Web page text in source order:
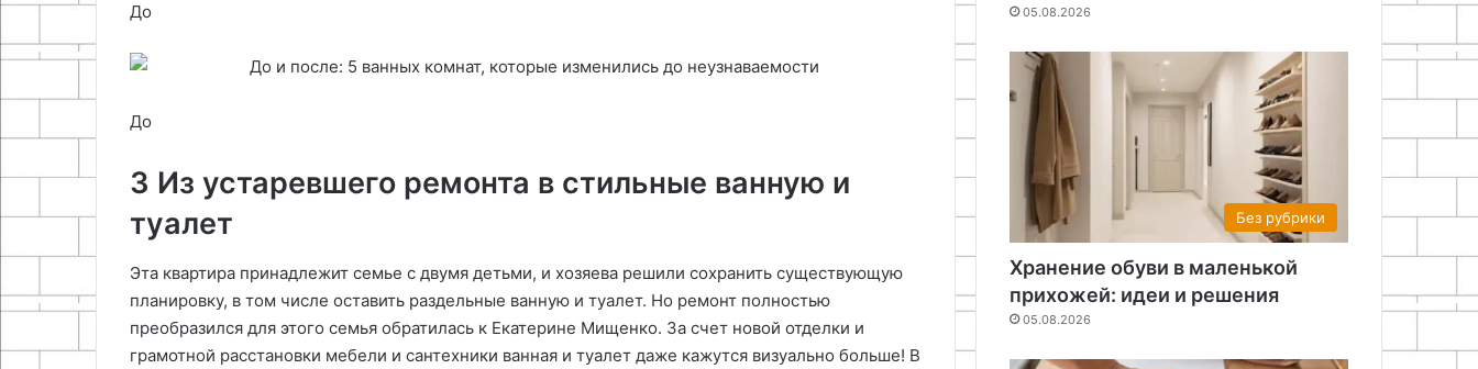
До
До
3 Из устаревшего ремонта в стильные ванную и
туалет
Эта квартира принадлежит семье с двумя детьми, и хозяева решили сохранить существующую
планировку, в том числе оставить раздельные ванную и туалет. Но ремонт полностью
преобразился для этого семья обратилась к Екатерине Мищенко. За счет новой отделки и
грамотной расстановки мебели и сантехники ванная и туалет даже кажутся визуально больше! В
05.08.2026
Без рубрики
Хранение обуви в маленькой
прихожей: идеи и решения
05.08.2026